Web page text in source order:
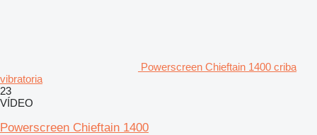
Powerscreen Chieftain 1400 criba
vibratoria
23
VÍDEO
Powerscreen Chieftain 1400